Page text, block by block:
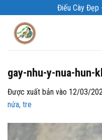
qua
Điếu Cày Đẹp
gay-nhu-y-nua-hun-
Được xuất bản vào 12/03/
nứa, tre